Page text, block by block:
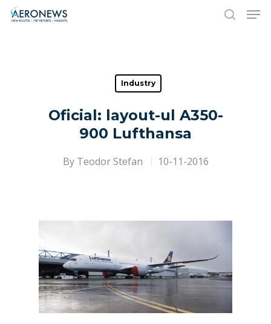
Hit enter to search or ESC to close
Industry
Oficial: layout-ul A350-
900 Lufthansa
By Teodor Stefan 10-11-2016